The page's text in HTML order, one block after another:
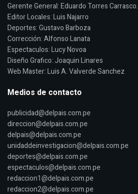
Gerente General: Eduardo Torres Carrasco.
Editor Locales: Luis Najarro
Deportes: Gustavo Barboza
Corrección: Alfonso Lanata
Espectaculos: Lucy Novoa
Diseño Grafico: Joaquin Linares
Web Master: Luis A. Valverde Sanchez
Medios de contacto
publicidad@delpais.com.pe
direccion@delpais.com.pe
delpais@delpais.com.pe
unidaddeinvestigacion@delpais.com.pe
deportes@delpais.com.pe
espectaculos@delpais.com.pe
redaccion1@delpais.com.pe
redaccion2@delpais.com.pe